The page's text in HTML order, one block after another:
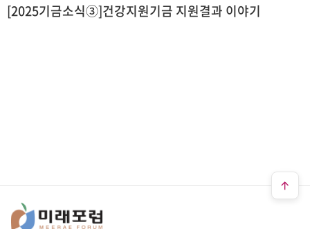
[2025기금소식③]건강지원기금 지원결과 이야기